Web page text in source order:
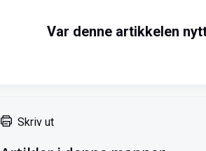
Var denne artikkelen
Skriv ut